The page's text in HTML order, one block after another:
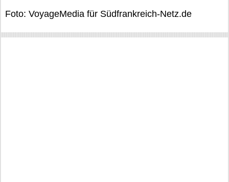
Foto: VoyageMedia für Südfrankreich-Netz.de